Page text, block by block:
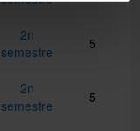
2n
semestre
5
2n
semestre
5